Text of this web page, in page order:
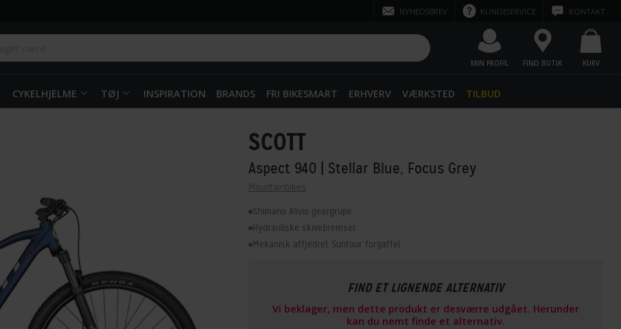
NYHEDSBREV KUNDESERVICE KONTAKT
MIN PROFIL FIND BUTIK KURV
CYKELHJELME TØJ INSPIRATION BRANDS FRI BIKESMART ERHVERV VÆRKSTED TILBUD
SCOTT
Aspect 940 | Stellar Blue, Focus Grey
Mountainbikes
Shimano Alivio geargrupe
Hydrauliske skivebremser
Mekanisk affjedret Suntour forgaffel
FIND ET LIGNENDE ALTERNATIV
Vi beklager, men dette produkt er desværre udgået. Herunder
kan du nemt finde et alternativ.